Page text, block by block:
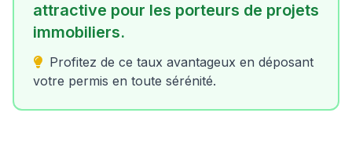
attractive pour les porteurs de projets
immobiliers.
Profitez de ce taux avantageux en déposant
votre permis en toute sérénité.